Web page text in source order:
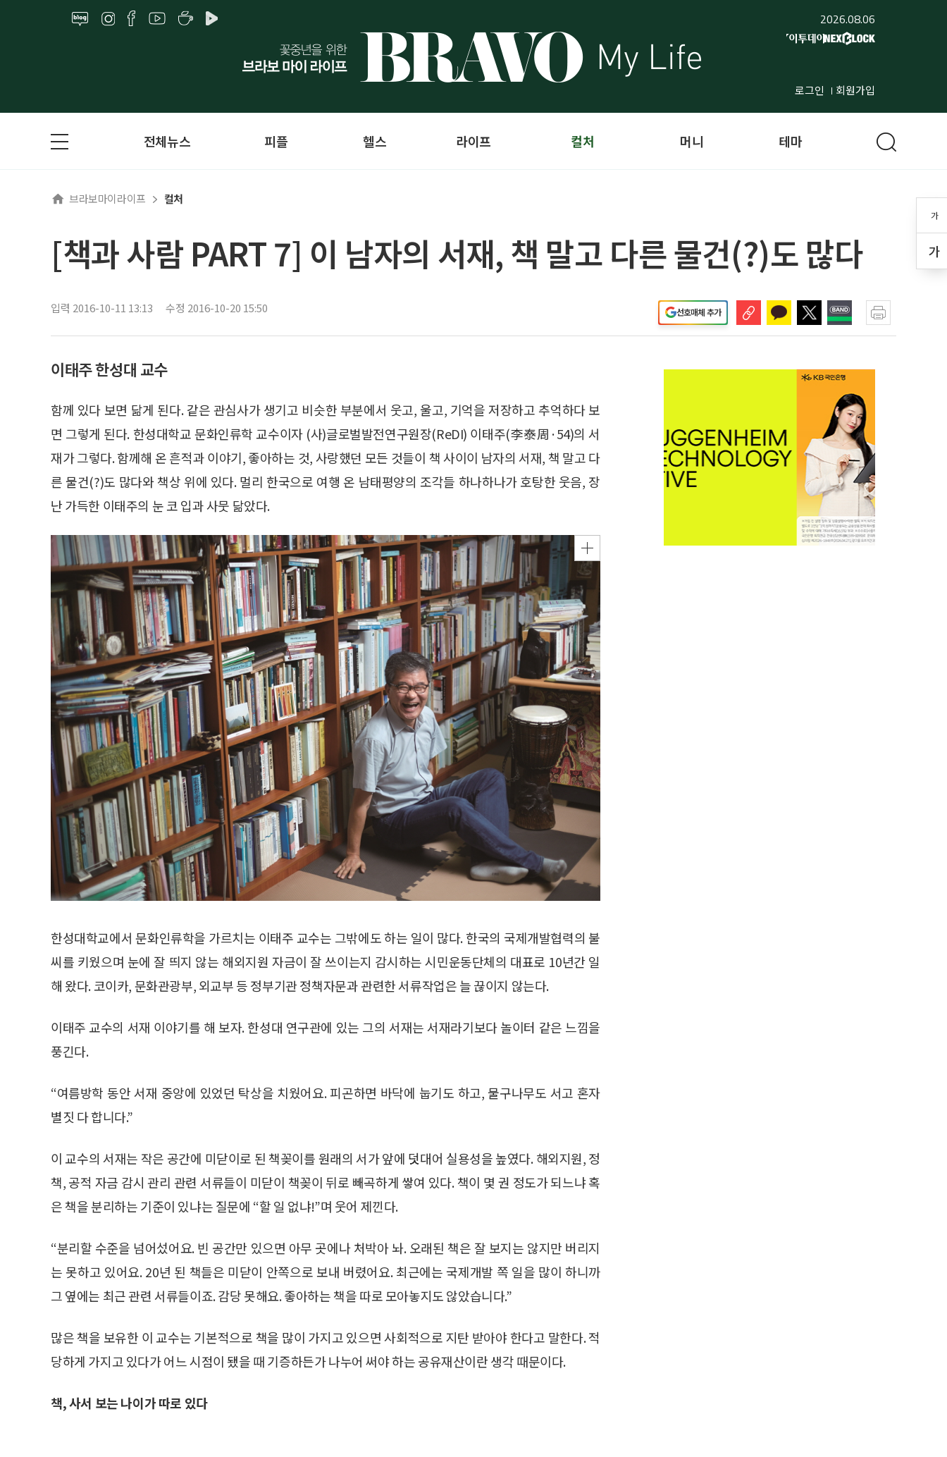
2026.08.06
로그인 회원가입
가
가
전체뉴스 피플 헬스 라이프 컬처 머니 테마
브라보마이라이프 컬처
[책과 사람 PART 7] 이 남자의 서재, 책 말고 다른 물건(?)도 많다
입력 2016-10-11 13:13 수정 2016-10-20 15:50 선호매체 추가
이태주 한성대 교수
함께 있다 보면 닮게 된다. 같은 관심사가 생기고 비슷한 부분에서 웃고, 울고, 기억을 저장하고 추억하다 보
면 그렇게 된다. 한성대학교 문화인류학 교수이자 (사)글로벌발전연구원장(ReDI) 이태주(李泰周·54)의 서
재가 그렇다. 함께해 온 흔적과 이야기, 좋아하는 것, 사랑했던 모든 것들이 책 사이이 남자의 서재, 책 말고 다
른 물건(?)도 많다와 책상 위에 있다. 멀리 한국으로 여행 온 남태평양의 조각들 하나하나가 호탕한 웃음, 장
난 가득한 이태주의 눈 코 입과 사뭇 닮았다.
한성대학교에서 문화인류학을 가르치는 이태주 교수는 그밖에도 하는 일이 많다. 한국의 국제개발협력의 불
씨를 키웠으며 눈에 잘 띄지 않는 해외지원 자금이 잘 쓰이는지 감시하는 시민운동단체의 대표로 10년간 일
해 왔다. 코이카, 문화관광부, 외교부 등 정부기관 정책자문과 관련한 서류작업은 늘 끊이지 않는다.
이태주 교수의 서재 이야기를 해 보자. 한성대 연구관에 있는 그의 서재는 서재라기보다 놀이터 같은 느낌을
풍긴다.
“여름방학 동안 서재 중앙에 있었던 탁상을 치웠어요. 피곤하면 바닥에 눕기도 하고, 물구나무도 서고 혼자
별짓 다 합니다.”
이 교수의 서재는 작은 공간에 미닫이로 된 책꽂이를 원래의 서가 앞에 덧대어 실용성을 높였다. 해외지원, 정
책, 공적 자금 감시 관리 관련 서류들이 미닫이 책꽂이 뒤로 빼곡하게 쌓여 있다. 책이 몇 권 정도가 되느냐 혹
은 책을 분리하는 기준이 있냐는 질문에 “할 일 없냐!”며 웃어 제낀다.
“분리할 수준을 넘어섰어요. 빈 공간만 있으면 아무 곳에나 처박아 놔. 오래된 책은 잘 보지는 않지만 버리지
는 못하고 있어요. 20년 된 책들은 미닫이 안쪽으로 보내 버렸어요. 최근에는 국제개발 쪽 일을 많이 하니까
그 옆에는 최근 관련 서류들이죠. 감당 못해요. 좋아하는 책을 따로 모아놓지도 않았습니다.”
많은 책을 보유한 이 교수는 기본적으로 책을 많이 가지고 있으면 사회적으로 지탄 받아야 한다고 말한다. 적
당하게 가지고 있다가 어느 시점이 됐을 때 기증하든가 나누어 써야 하는 공유재산이란 생각 때문이다.
책, 사서 보는 나이가 따로 있다